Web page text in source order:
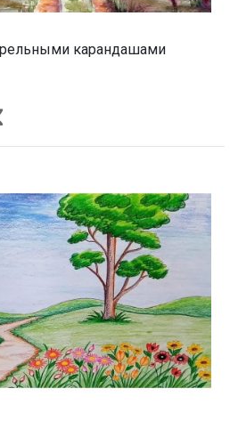
карандашами